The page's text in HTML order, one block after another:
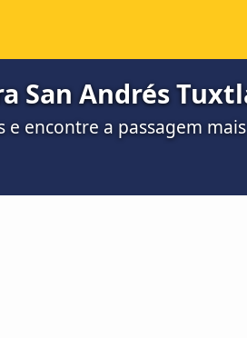
San Andrés
encontre a passagem